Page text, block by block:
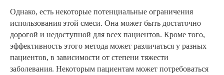
Однако, есть некоторые потенциальные ограничения
использования этой смеси. Она может быть достаточно
дорогой и недоступной для всех пациентов. Кроме того,
эффективность этого метода может различаться у разных
пациентов, в зависимости от степени тяжести
заболевания. Некоторым пациентам может потребоваться